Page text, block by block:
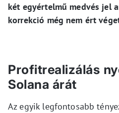
két egyértelmű medvés jel
korrekció még nem ért
Profitrealizálás
Solana árát
Az egyik legfontosabb